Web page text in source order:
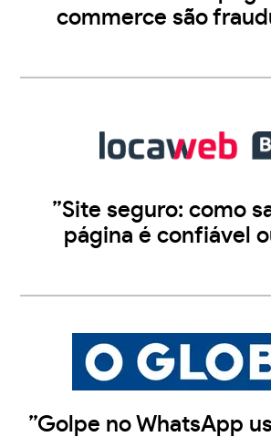
commerce são
”Site seguro: como
página é confiável
”Golpe no WhatsApp